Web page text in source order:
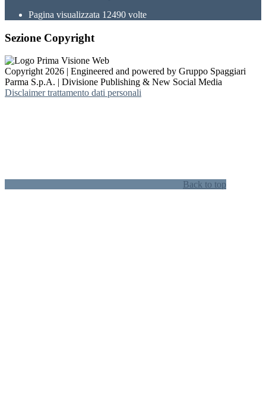
Pagina visualizzata 12490 volte
Sezione Copyright
Copyright 2026 | Engineered and powered by Gruppo Spaggiari
Parma S.p.A. | Divisione Publishing & New Social Media
Disclaimer trattamento dati personali
Back to top